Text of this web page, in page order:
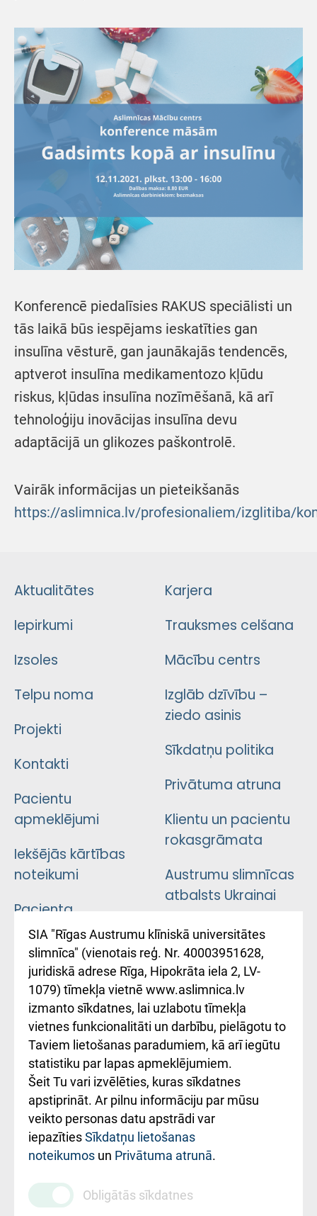
Konferencē piedalīsies RAKUS speciālisti un
tās laikā būs iespējams ieskatīties gan
insulīna vēsturē, gan jaunākajās tendencēs,
aptverot insulīna medikamentozo kļūdu
riskus, kļūdas insulīna nozīmēšanā, kā arī
tehnoloģiju inovācijas insulīna devu
adaptācijā un glikozes paškontrolē.
Vairāk informācijas un pieteikšanās
https://aslimnica.lv/profesionaliem/izglitiba/
Aktualitātes
Iepirkumi
Izsoles
Telpu noma
Projekti
Kontakti
Pacientu
apmeklējumi
Iekšējās kārtības
noteikumi
Pacienta
atsauksmju/sūdzību
iesniegšanas
kārtība
Kā pie mums nokļūt
Rēķinu apmaksas
ceļvedis
Rekvizīti un
ārstniecības
iestādes kods
010000234
Maksas
pakalpojumu
Karjera
Trauksmes celšana
Mācību centrs
Izglāb dzīvību –
ziedo asinis
Sīkdatņu politika
Privātuma atruna
Klientu un pacientu
rokasgrāmata
Austrumu slimnīcas
atbalsts Ukrainai
Підтримка Східної
лікарні та співпраця з
Україною
SIA "Rīgas Austrumu klīniskā universitātes
slimnīca" (vienotais reģ. Nr. 40003951628,
juridiskā adrese Rīga, Hipokrāta iela 2, LV-
1079) tīmekļa vietnē www.aslimnica.lv
izmanto sīkdatnes, lai uzlabotu tīmekļa
vietnes funkcionalitāti un darbību, pielāgotu to
Taviem lietošanas paradumiem, kā arī iegūtu
statistiku par lapas apmeklējumiem.
Šeit Tu vari izvēlēties, kuras sīkdatnes
apstiprināt. Ar pilnu informāciju par mūsu
veikto personas datu apstrādi var
iepazītiesSīkdatņu lietošanas
noteikumos un Privātuma atrunā.
Obligātās sīkdatnes